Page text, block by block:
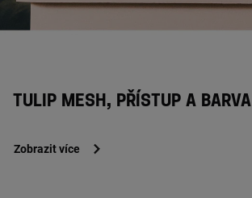
TULIP MESH, PŘÍSTUP A BARVA
Zobrazit více